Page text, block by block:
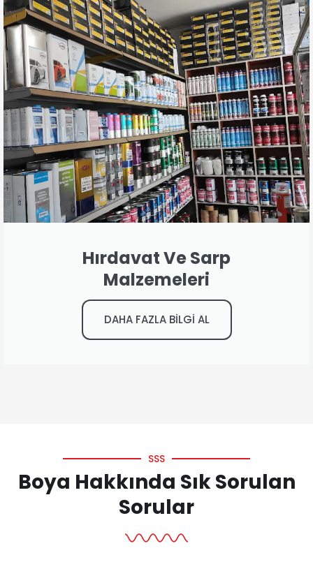
Hırdavat Ve Sarp
Malzemeleri
DAHA FAZLA BİLGİ AL
SSS
Boya Hakkında Sık Sorulan
Sorular